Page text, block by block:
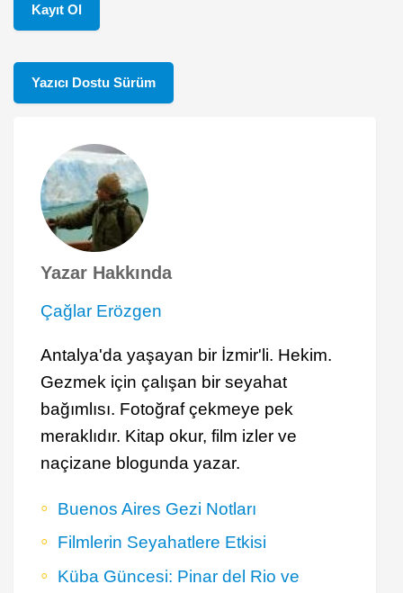
Kayıt Ol
Yazıcı Dostu Sürüm
Yazar Hakkında
Çağlar Erözgen
Antalya'da yaşayan bir İzmir'li. Hekim.
Gezmek için çalışan bir seyahat
bağımlısı. Fotoğraf çekmeye pek
meraklıdır. Kitap okur, film izler ve
naçizane blogunda yazar.
Buenos Aires Gezi Notları
Filmlerin Seyahatlere Etkisi
Küba Güncesi: Pinar del Rio ve